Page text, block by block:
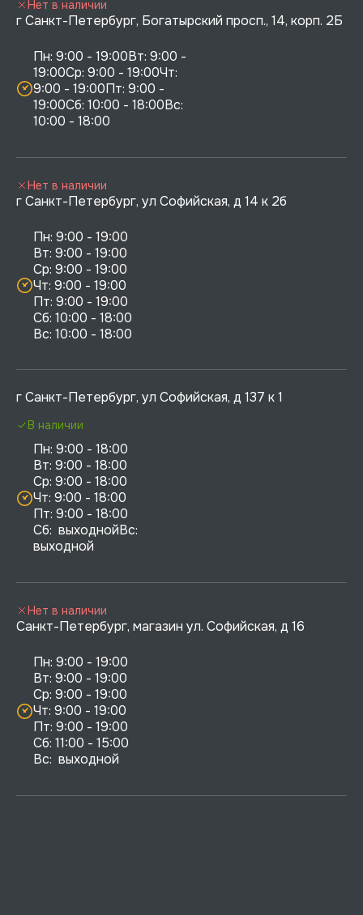
г Санкт-Петербург, Богатырский просп., 14, корп. 2Б
Пн: 9:00 - 19:00Вт: 9:00 -
19:00Ср: 9:00 - 19:00Чт:
9:00 - 19:00Пт: 9:00 -
19:00Сб: 10:00 - 18:00Вс:
10:00 - 18:00
Нет в наличии
г Санкт-Петербург, ул Софийская, д 14 к 2б
Пн: 9:00 - 19:00
Вт: 9:00 - 19:00
Ср: 9:00 - 19:00
Чт: 9:00 - 19:00
Пт: 9:00 - 19:00
Сб: 10:00 - 18:00
Нет в наличии
г Санкт-Петербург, ул Софийская, д 137 к 1
Пн: 9:00 - 18:00
Вт: 9:00 - 18:00
Ср: 9:00 - 18:00
Чт: 9:00 - 18:00
Пт: 9:00 - 18:00
Сб:  выходнойВс:
выходной
В наличии
Санкт-Петербург, магазин ул. Софийская, д 16
Пн: 9:00 - 19:00
Вт: 9:00 - 19:00
Ср: 9:00 - 19:00
Чт: 9:00 - 19:00
Пт: 9:00 - 19:00
Сб: 11:00 - 15:00
Вс:  выходной
Нет в наличии